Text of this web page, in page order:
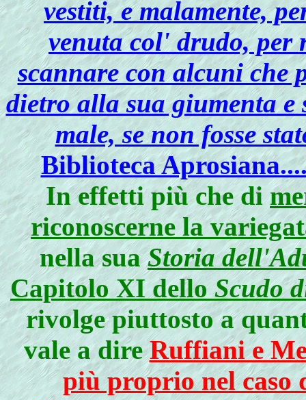
vestiti, e malamente,
venuta col' drudo, per
scannare con alcuni che
dietro alla sua giumenta e
male, se non fosse
Biblioteca
In effetti più che di
riconoscerne la
nella suaStoria
Capitolo XI delloScudo
rivolge piuttosto a
vale a direRuffiani e
più proprio nel caso